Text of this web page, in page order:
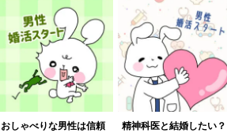
おしゃべりな男性は信頼
精神科医と結婚したい？